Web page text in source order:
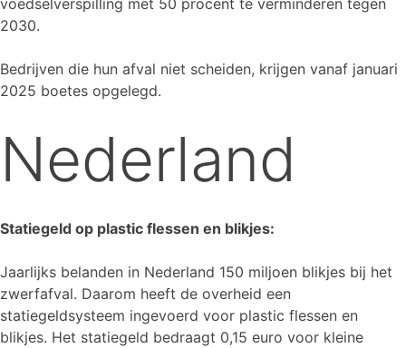
2030.
Bedrijven die hun afval niet scheiden, krijgen vanaf januari
2025 boetes opgelegd.
Nederland
Statiegeld op plastic flessen en blikjes:
Jaarlijks belanden in Nederland 150 miljoen blikjes bij het
zwerfafval. Daarom heeft de overheid een
statiegeldsysteem ingevoerd voor plastic flessen en
blikjes. Het statiegeld bedraagt 0,15 euro voor kleine